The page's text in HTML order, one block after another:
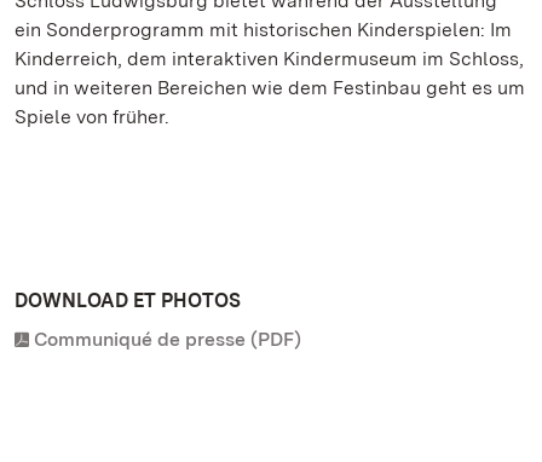
ein Sonderprogramm mit historischen Kinderspielen: Im
Kinderreich, dem interaktiven Kindermuseum im Schloss,
und in weiteren Bereichen wie dem Festinbau geht es um
Spiele von früher.
DOWNLOAD ET PHOTOS
Communiqué de presse (PDF)